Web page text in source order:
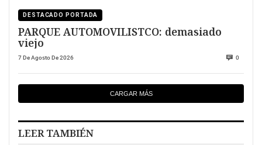
DESTACADO PORTADA
PARQUE AUTOMOVILISTCO: demasiado
viejo
7 De Agosto De 2026 0
CARGAR MÁS
LEER TAMBIÉN